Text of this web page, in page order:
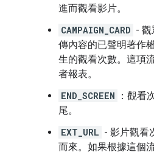
進而觀看影片。
CAMPAIGN_CARD - 觀
傳內容的已聲明著作
生的觀看次數。這項
者報表。
END_SCREEN
：觀看
尾。
EXT_URL - 影片觀看
而來。如果根據這個